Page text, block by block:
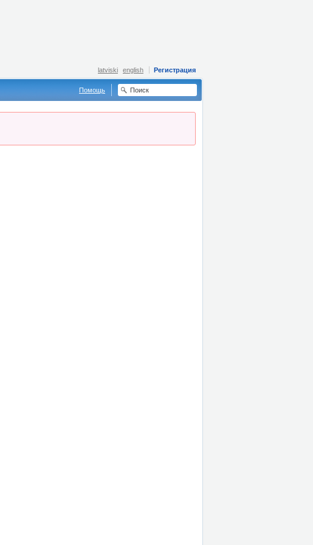
Регистрация
latviski english
Помощь